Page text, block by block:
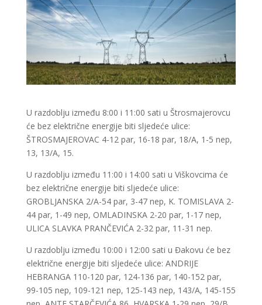
U razdoblju između 8:00 i 11:00 sati u Štrosmajerovcu
će bez električne energije biti sljedeće ulice:
ŠTROSMAJEROVAC 4-12 par, 16-18 par, 18/A, 1-5 nep,
13, 13/A, 15.
U razdoblju između 11:00 i 14:00 sati u Viškovcima će
bez električne energije biti sljedeće ulice:
GROBLJANSKA 2/A-54 par, 3-47 nep, K. TOMISLAVA 2-
44 par, 1-49 nep, OMLADINSKA 2-20 par, 1-17 nep,
ULICA SLAVKA PRANČEVIĆA 2-32 par, 11-31 nep.
U razdoblju između 10:00 i 12:00 sati u Đakovu će bez
električne energije biti sljedeće ulice: ANDRIJE
HEBRANGA 110-120 par, 124-136 par, 140-152 par,
99-105 nep, 109-121 nep, 125-143 nep, 143/A, 145-155